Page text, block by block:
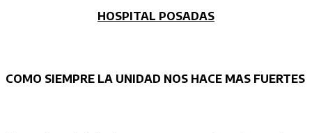
HOSPITAL POSADAS
COMO SIEMPRE LA UNIDAD NOS HACE MAS FUERTES